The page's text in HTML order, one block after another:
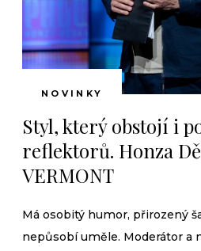
NOVINKY
Styl, který obstojí i
reflektorů. Honza
VERMONT
Má osobitý humor, přirozený
nepůsobí uměle. Moderátor a